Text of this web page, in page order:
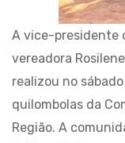
A vice-presidente
vereadora
realizou no
quilombolas da
Região. A